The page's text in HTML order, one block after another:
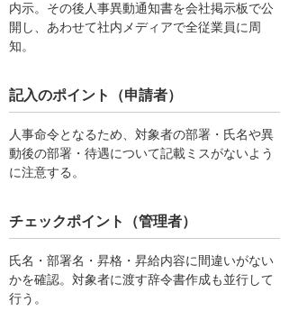
内示。その後人事異動通知書を会社掲示板で公
開し、あわせて社内メディアで全従業員に周
知。
記入のポイント（申請者）
人事命令となるため、対象者の部署・氏名や異
動後の部署・待遇について記載ミスがないよう
に注意する。
チェックポイント（管理者）
氏名・部署名・昇格・昇給内容に間違いがない
かを確認。対象者に渡す辞令書作成も並行して
行う。